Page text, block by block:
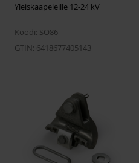
ETIM Class
Tarvikkeen/varaosan tyyppi
Yleiskaapeleille 12-24 kV
Koodi: SO86
GTIN: 6418677405143